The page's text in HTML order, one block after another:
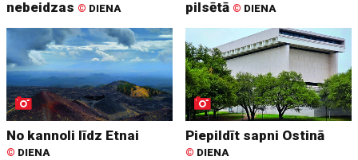
nebeidzas © DIENA
pilsētā © DIENA
No kannoli līdz Etnai
© DIENA
Piepildīt sapni Ostinā
© DIENA